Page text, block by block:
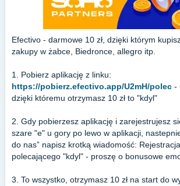
Efectivo - darmowe 10 zł, dzięki którym
zakupy w żabce, Biedronce, allegro itp.
1. Pobierz aplikację z linku:
https://pobierz.efectivo.app/U2mH/polec -
dzięki któremu otrzymasz 10 zł to "kdyl"
2. Gdy pobierzesz aplikację i zarejestrujesz
szare "e" u gory po lewo w aplikacji,
do nas” napisz krotką wiadomość:
polecającego "kdyl" - proszę o bonusowe
3. To wszystko, otrzymasz 10 zł na start do